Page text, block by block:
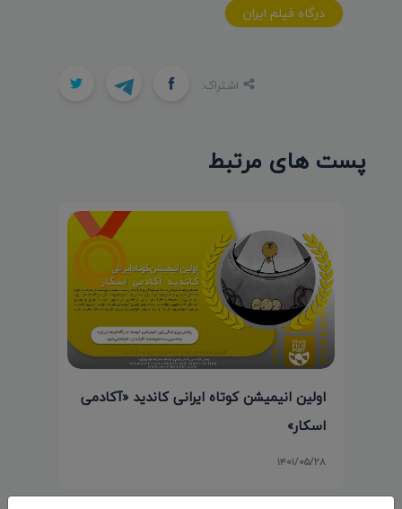
درگاه فيلم ايران
اشتراک:
پست های مرتبط
اولین انیمیشن کوتاه ایرانی کاندید «آکادمی
اسکار»
۱۴۰۱/۰۵/۲۸